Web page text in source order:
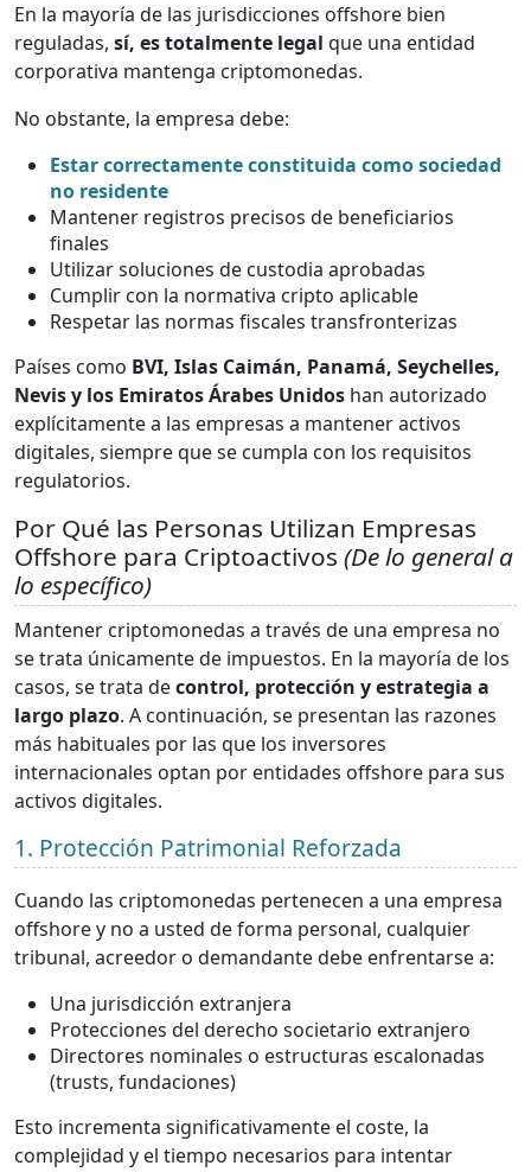
En la mayoría de las jurisdicciones offshore bien
reguladas, sí, es totalmente legal que una entidad
corporativa mantenga criptomonedas.
No obstante, la empresa debe:
Estar correctamente constituida como sociedad
no residente
Mantener registros precisos de beneficiarios
finales
Utilizar soluciones de custodia aprobadas
Cumplir con la normativa cripto aplicable
Respetar las normas fiscales transfronterizas
Países como BVI, Islas Caimán, Panamá, Seychelles,
Nevis y los Emiratos Árabes Unidos han autorizado
explícitamente a las empresas a mantener activos
digitales, siempre que se cumpla con los requisitos
regulatorios.
Por Qué las Personas Utilizan Empresas
Offshore para Criptoactivos (De lo general a
lo específico)
Mantener criptomonedas a través de una empresa no
se trata únicamente de impuestos. En la mayoría de los
casos, se trata decontrol, protección y estrategia a
largo plazo. A continuación, se presentan las razones
más habituales por las que los inversores
internacionales optan por entidades offshore para sus
activos digitales.
1. Protección Patrimonial Reforzada
Cuando las criptomonedas pertenecen a una empresa
offshore y no a usted de forma personal, cualquier
tribunal, acreedor o demandante debe enfrentarse a:
Una jurisdicción extranjera
Protecciones del derecho societario extranjero
Directores nominales o estructuras escalonadas
(trusts, fundaciones)
Esto incrementa significativamente el coste, la
complejidad y el tiempo necesarios para intentar